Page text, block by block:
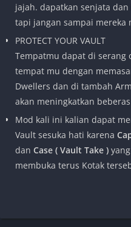
jajah. dapatkan senjata
tapi jangan sampai mereka
PROTECT YOUR VAULT
Tempatmu dapat di
tempat mu dengan
Dwellers dan di tambah
akan meningkatkan
Mod kali ini kalian dapat
Vault sesuka hati karena
dan Case ( Vault Take )
membuka terus Kotak